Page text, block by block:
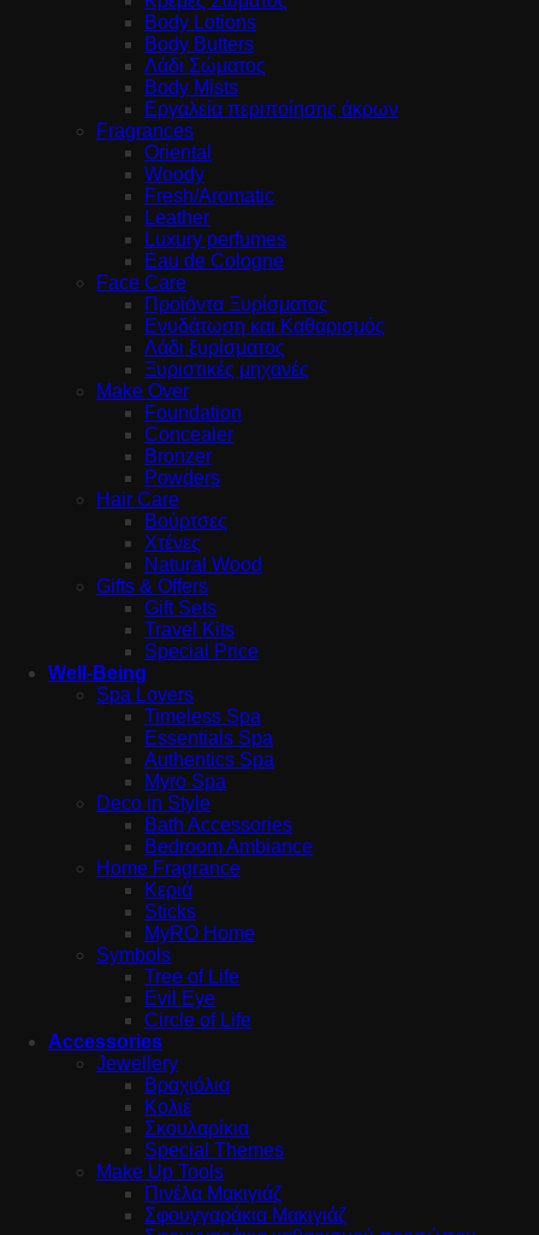
Body Lotions
Body Butters
Λάδι Σώματος
Body Mists
Εργαλεία περιποίησης άκρων
Fragrances
Oriental
Woody
Fresh/Aromatic
Leather
Luxury perfumes
Eau de Cologne
Face Care
Προϊόντα Ξυρίσματος
Ενυδάτωση και Καθαρισμός
Λάδι ξυρίσματος
Ξυριστικές μηχανές
Make Over
Foundation
Concealer
Bronzer
Powders
Hair Care
Βούρτσες
Χτένες
Natural Wood
Gifts & Offers
Gift Sets
Travel Kits
Special Price
Well-Being
Spa Lovers
Timeless Spa
Essentials Spa
Authentics Spa
Myro Spa
Deco in Style
Bath Accessories
Bedroom Ambiance
Home Fragrance
Κεριά
Sticks
MyRO Home
Symbols
Tree of Life
Evil Eye
Circle of Life
Accessories
Jewellery
Βραχιόλια
Κολιέ
Σκουλαρίκια
Special Themes
Make Up Tools
Πινέλα Μακιγιάζ
Σφουγγαράκια Μακιγιάζ